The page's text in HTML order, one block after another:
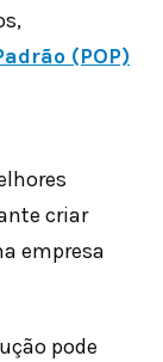
(POP)
criar
empresa
pode